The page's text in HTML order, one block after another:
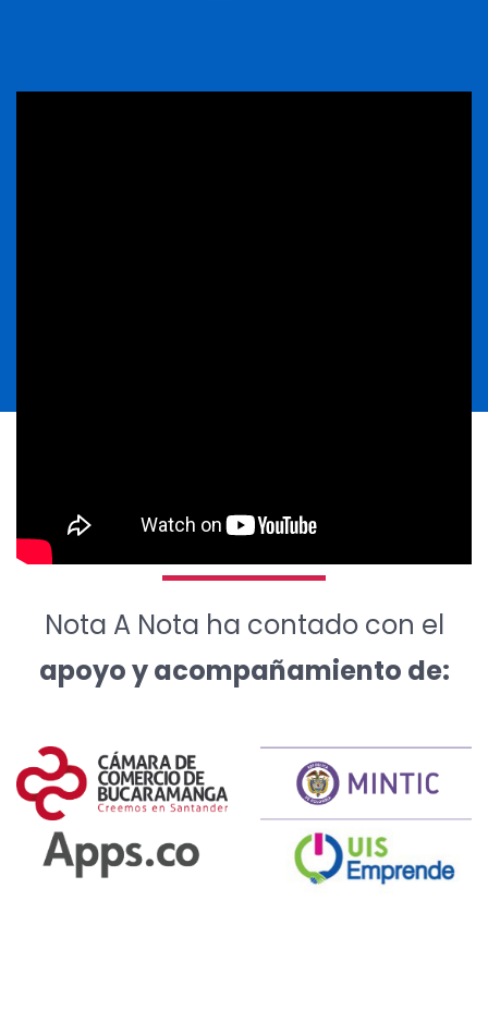
Nota A Nota ha contado con el
apoyo y acompañamiento de: